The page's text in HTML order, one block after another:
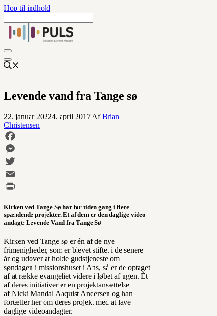
Hop til indhold
Levende vand fra Tange sø
22. januar 20224. april 2017 AfBrian
Christensen
Facebook
Messenger
Twitter
Email
Kirken ved Tange Sø har for tiden gang i flere
spændende projekter. Et af dem er den daglige video
andagt: Levende Vand fra Tange Sø
Kirken ved Tange sø er én af de nye
frimenigheder, som er blevet stiftet i de senere
år og udover at holde gudstjeneste om
søndagen i missionshuset i Ans, så er de optaget
af at række evangeliet videre i løbet af ugen. Èt
af deres initiativer er en projektansættelse
af Nicki Mandal Aaquist Andersen og han
fortæller her om deres projekt med at lave
daglige videoandagter.